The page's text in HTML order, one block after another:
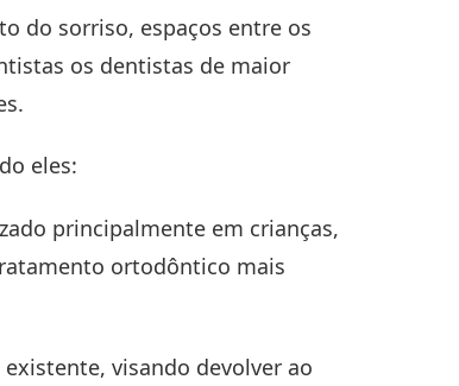
do sorriso, espaços entre os
os dentistas de maior
eles:
principalmente em crianças,
ortodôntico mais
visando devolver ao